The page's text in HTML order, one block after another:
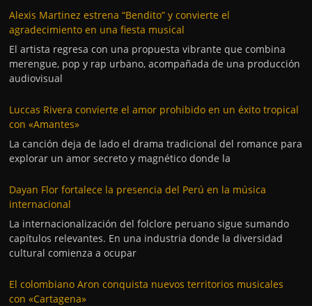
Alexis Martinez estrena “Bendito” y convierte el
agradecimiento en una fiesta musical
El artista regresa con una propuesta vibrante que combina
merengue, pop y rap urbano, acompañada de una producción
audiovisual
Luccas Rivera convierte el amor prohibido en un éxito tropical
con «Amantes»
La canción deja de lado el drama tradicional del romance para
explorar un amor secreto y magnético donde la
Dayan Flor fortalece la presencia del Perú en la música
internacional
La internacionalización del folclore peruano sigue sumando
capítulos relevantes. En una industria donde la diversidad
cultural comienza a ocupar
El colombiano Aron conquista nuevos territorios musicales
con «Cartagena»